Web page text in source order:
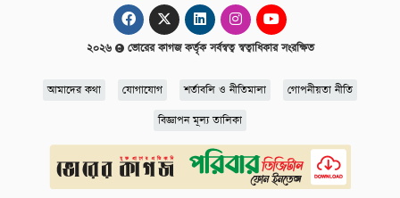
২০২৬ ভোরের কাগজ কর্তৃক সর্বস্বত্ব স্বত্বাধিকার সংরক্ষিত
আমাদের কথা যোগাযোগ শর্তাবলি ও নীতিমালা গোপনীয়তা নীতি
বিজ্ঞাপন মূল্য তালিকা